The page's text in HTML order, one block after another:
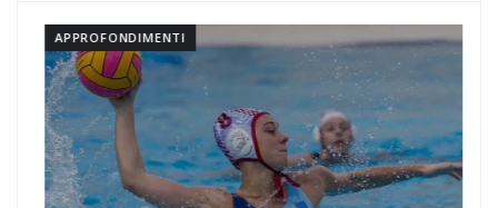
APPROFONDIMENTI